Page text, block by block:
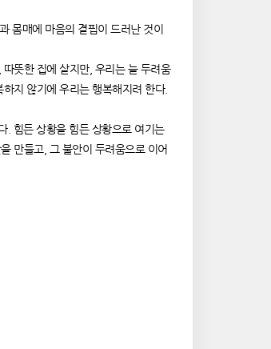
몸매에 마음의 결핍이 드러난 것이
뜻한 집에 살지만, 우리는 늘 두려움
지 않기에 우리는 행복해지려 한다.
. 힘든 상황을 힘든 상황으로 여기는
만들고, 그 불안이 두려움으로 이어